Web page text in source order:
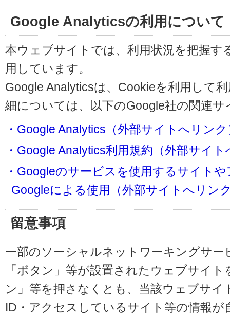
Google Analyticsの利用について
本ウェブサイトでは、利用状況を把握す
用しています。
Google Analyticsは、Cookieを利用して
細については、以下のGoogle社の関連
・Google Analytics（外部サイトへリンク
・Google Analytics利用規約（外部サイ
・Googleのサービスを使用するサイト
Googleによる使用（外部サイトへリン
留意事項
一部のソーシャルネットワーキングサー
「ボタン」等が設置されたウェブサイ
ン」等を押さなくとも、当該ウェブサイ
ID・アクセスしているサイト等の情報